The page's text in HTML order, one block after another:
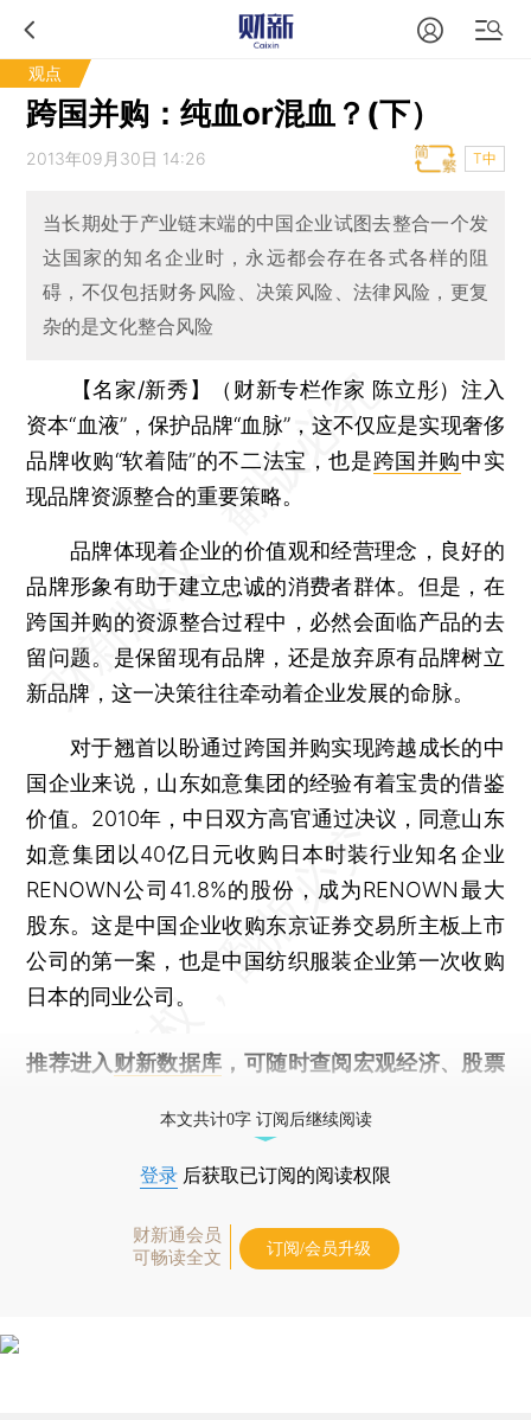
观点
跨国并购：纯血or混血？(下）
2013年09月30日 14:26 T中
当长期处于产业链末端的中国企业试图去整合一个发
达国家的知名企业时，永远都会存在各式各样的阻
碍，不仅包括财务风险、决策风险、法律风险，更复
杂的是文化整合风险
【名家/新秀】（财新专栏作家 陈立彤） 注入
资本“血液”，保护品牌“血脉”，这不仅应是实现奢侈
品牌收购“软着陆”的不二法宝，也是跨国并购中实
现品牌资源整合的重要策略。
品牌体现着企业的价值观和经营理念，良好的
品牌形象有助于建立忠诚的消费者群体。但是，在
跨国并购的资源整合过程中，必然会面临产品的去
留问题。是保留现有品牌，还是放弃原有品牌树立
新品牌，这一决策往往牵动着企业发展的命脉。
对于翘首以盼通过跨国并购实现跨越成长的中
国企业来说，山东如意集团的经验有着宝贵的借鉴
价值。2010年，中日双方高官通过决议，同意山东
如意集团以40亿日元收购日本时装行业知名企业
RENOWN公司41.8%的股份，成为RENOWN最大
股东。这是中国企业收购东京证券交易所主板上市
公司的第一案，也是中国纺织服装企业第一次收购
日本的同业公司。
推荐进入 财新数据库 ，可随时查阅宏观经济、股票
本文共计0字 订阅后继续阅读
登录 后获取已订阅的阅读权限
财新通会员
可畅读全文
订阅/会员升级